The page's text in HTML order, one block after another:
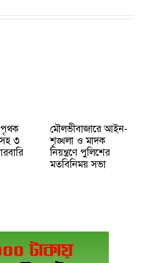
পৃথক
৩
মৌলভীবাজারে আইন-
শৃঙ্খলা ও মাদক
নিয়ন্ত্রণে পুলিশের
মতবিনিময় সভা